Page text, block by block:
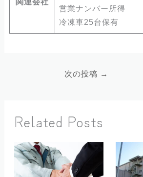
関連会社
営業ナンバー所得
冷凍車25台保有
次の投稿 →
Related Posts